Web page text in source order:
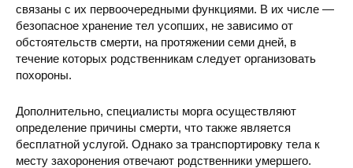
связаны с их первоочередными функциями. В их числе —
безопасное хранение тел усопших, не зависимо от
обстоятельств смерти, на протяжении семи дней, в
течение которых родственникам следует организовать
похороны.
Дополнительно, специалисты морга осуществляют
определение причины смерти, что также является
бесплатной услугой. Однако за транспортировку тела к
месту захоронения отвечают родственники умершего.